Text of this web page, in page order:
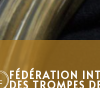
FÉDÉRATION
DES TROMPES